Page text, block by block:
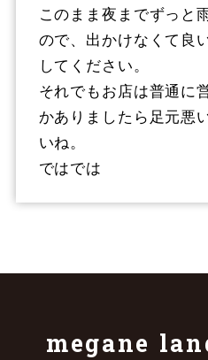
このまま夜までずっと
ので、出かけなくて良
してください。
それでもお店は普通に
かありましたら足元悪
いね。
ではでは
megane